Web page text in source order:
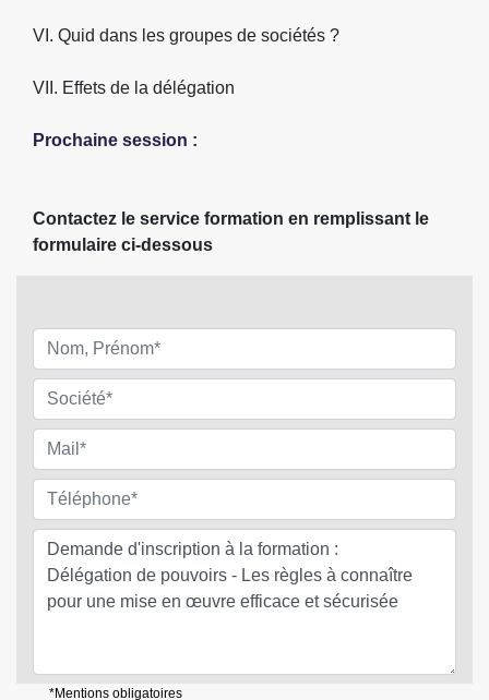
VI. Quid dans les groupes de sociétés ?
VII. Effets de la délégation
Prochaine session :
Contactez le service formation en remplissant le
formulaire ci-dessous
*Mentions obligatoires